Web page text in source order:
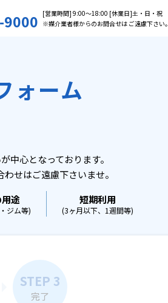
[営業時間] 9:00〜18:00 [休業日]土・日・祝
※媒介業者様からのお問合せは ご遠慮下さい。
ォーム
中心となっております。
せはご遠慮下さいませ。
途
ジム等)
短期利用
(3ヶ月以下、1週間等)
STEP 3
完了